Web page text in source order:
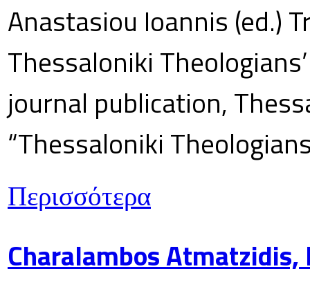
Anastasiou Ioannis (ed.)
Thessaloniki
journal publication,
“Thessaloniki
Περισσότερα
Charalambos